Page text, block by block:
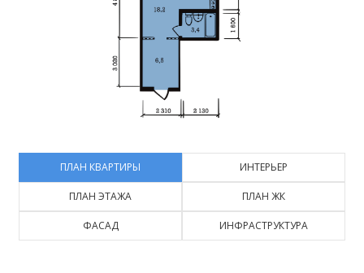
ПЛАН КВАРТИРЫ ИНТЕРЬЕР
ПЛАН ЭТАЖА ПЛАН ЖК
ФАСАД ИНФРАСТРУКТУРА